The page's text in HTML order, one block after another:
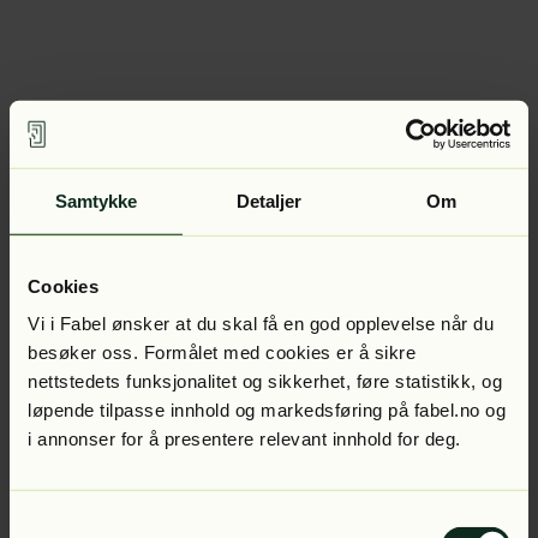
Samtykke Detaljer Om
Cookies
Vi i Fabel ønsker at du skal få en god opplevelse når du
besøker oss. Formålet med cookies er å sikre
nettstedets funksjonalitet og sikkerhet, føre statistikk, og
løpende tilpasse innhold og markedsføring på fabel.no og
i annonser for å presentere relevant innhold for deg.